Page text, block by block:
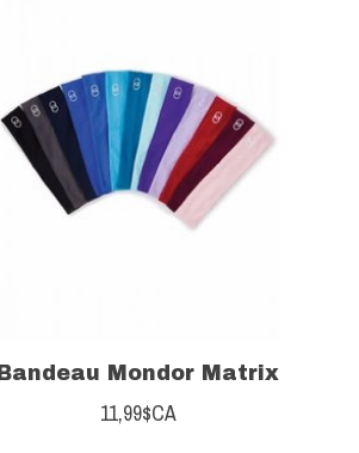
Bandeau Mondor Matrix
11,99$CA